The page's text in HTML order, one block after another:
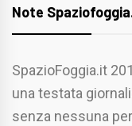
Note
SpazioFoggia.it
una testata
senza nessuna